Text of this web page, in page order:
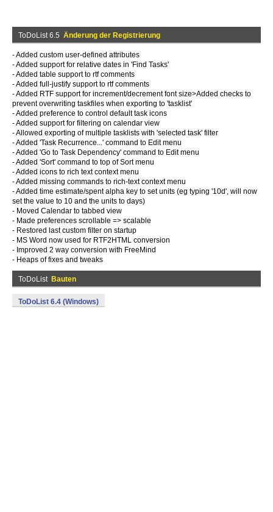
ToDoList 6.5 Änderung der Registrierung
- Added custom user-defined attributes
- Added support for relative dates in 'Find Tasks'
- Added table support to rtf comments
- Added full-justify support to rtf comments
- Added RTF support for increment/decrement font size>Added checks to
prevent overwriting taskfiles when exporting to 'tasklist'
- Added preference to control default task icons
- Added support for filtering on calendar view
- Allowed exporting of multiple tasklists with 'selected task' filter
- Added 'Task Recurrence...' command to Edit menu
- Added 'Go to Task Dependency' command to Edit menu
- Added 'Sort' command to top of Sort menu
- Added icons to rich text context menu
- Added missing commands to rich-text context menu
- Added time estimate/spent alpha key to set units (eg typing '10d', will now
set the value to 10 and the units to days)
- Moved Calendar to tabbed view
- Made preferences scrollable => scalable
- Restored last custom filter on startup
- MS Word now used for RTF2HTML conversion
- Improved 2 way conversion with FreeMind
- Heaps of fixes and tweaks
ToDoList Bauten
ToDoList 6.4 (Windows)